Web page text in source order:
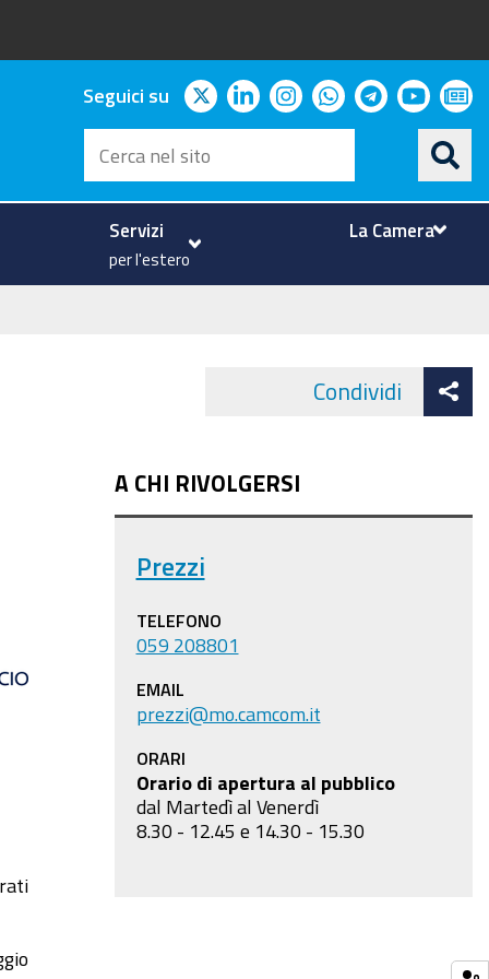
Seguici su twitterlinkedininstagram
whatsapp
telegram
Cerca
nel
sito
Servizi
per l'estero
La Camera
Condividi
A CHI RIVOLGERSI
Prezzi
TELEFONO
059 208801
EMAIL
prezzi@mo.camcom.it
ORARI
Orario di apertura al pubblico
dal Martedì al Venerdì
8.30 - 12.45 e 14.30 - 15.30